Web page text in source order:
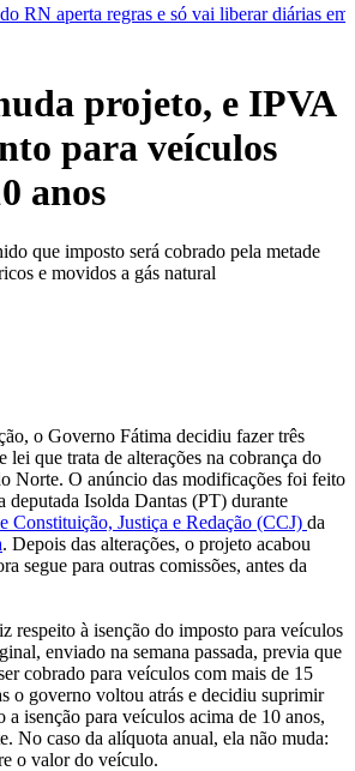
vai liberar diárias em casos ‘essenciais’
projeto, e IPVA
para veículos
anos
que imposto será cobrado pela metade
e movidos a gás natural
o Governo Fátima decidiu fazer três
lei que trata de alterações na cobrança do
Norte. O anúncio das modificações foi feito
deputada Isolda Dantas (PT) durante
Constituição, Justiça e Redação (CCJ) da
. Depois das alterações, o projeto acabou
segue para outras comissões, antes da
respeito à isenção do imposto para veículos
enviado na semana passada, previa que
cobrado para veículos com mais de 15
o governo voltou atrás e decidiu suprimir
a isenção para veículos acima de 10 anos,
No caso da alíquota anual, ela não muda:
o valor do veículo.